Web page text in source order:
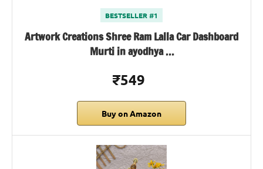
BESTSELLER #1
Artwork Creations Shree Ram Lalla Car Dashboard
Murti in ayodhya …
₹549
Buy on Amazon